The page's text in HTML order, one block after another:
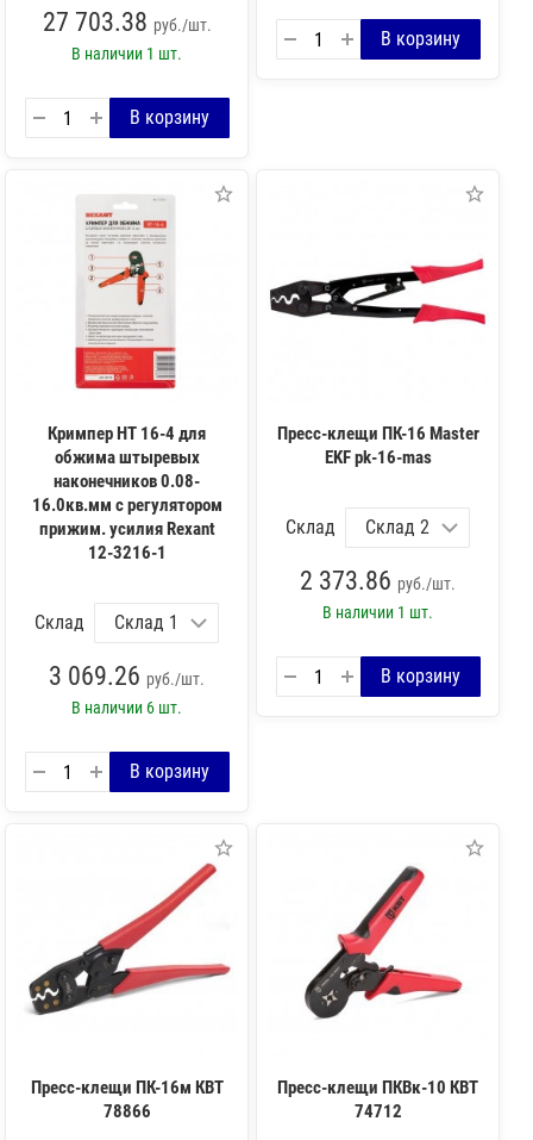
27 703.38 руб./шт.
В наличии 1 шт.
Кримпер HT 16-4 для
обжима штыревых
наконечников 0.08-
16.0кв.мм с регулятором
прижим. усилия Rexant
12-3216-1
Склад
3 069.26 руб./шт.
В наличии 6 шт.
Пресс-клещи ПК-16 Master
EKF pk-16-mas
Склад
2 373.86 руб./шт.
В наличии 1 шт.
Пресс-клещи ПК-16м КВТ
78866
Пресс-клещи ПКВк-10 КВТ
74712